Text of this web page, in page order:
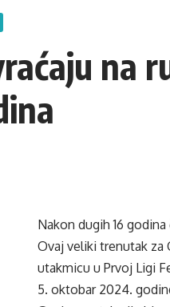
na
Nakon dugih 16
Ovaj veliki trenutak za
utakmicu u Prvoj Ligi
5. oktobar 2024.